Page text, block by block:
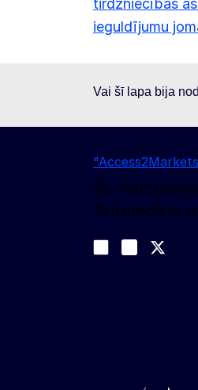
tirdzniecības
ieguldījumu
Vai šī lapa bija
Šo vietni
Tirdzniecības
Join us on LinkedIn
Trade-Off